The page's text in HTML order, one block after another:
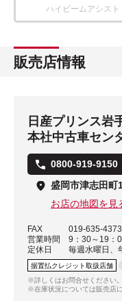
ハイビームアシスト
販売店情報
日産プリンス岩
本社中古車セン
0800-919-9150
盛岡市津志田町
お店の地図を見
FAX
019-635-4373
営業時間
9：30～19：
定休日
毎週水曜日、
据置払クレジット取扱店舗
※詳しくはお問合せください。
※在庫状況については販売店